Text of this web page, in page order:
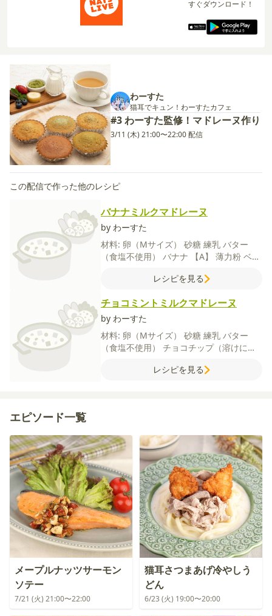
すぐダウンロード！
わーすた
猫耳でキュン！わーすたカフェ
#3 わーすた監修！マドレーヌ作り
3/11 (木) 21:00〜22:00 配信
この配信で作った他のレシピ
バナナミルクマドレーヌ
by わーすた
材料: 卵（Mサイズ） 砂糖 練乳 バター
（食塩不使用） バナナ 【A】 薄力粉 ベー
レシピを見る
チョコミントミルクマドレーヌ
by わーすた
材料: 卵（Mサイズ） 砂糖 練乳 バター
（食塩不使用） チョコチップ（溶けにく
ベーキングパウダー
レシピを見る
エピソード一覧
メープルナッツサーモン
ソテー
7/21 (火) 21:00〜22:00
猫耳さつまあげ冷やしう
どん
6/23 (火) 19:00〜20:00